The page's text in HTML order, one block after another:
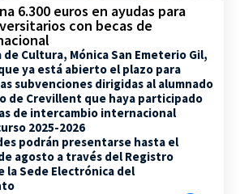
6.300 euros en ayudas para
con becas de
de Cultura, Mónica San Emeterio Gil,
ya está abierto el plazo para
subvenciones dirigidas al alumnado
de Crevillent que haya participado
de intercambio internacional
2025-2026
podrán presentarse hasta el
agosto a través del Registro
la Sede Electrónica del